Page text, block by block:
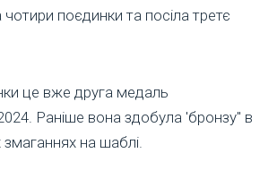
чотири поєдинки та посіла третє
це вже друга медаль
Раніше вона здобула 'бронзу" в
змаганнях на шаблі.